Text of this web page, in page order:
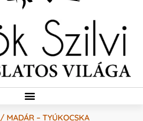
/ MADÁR – TYÚKOCSKA